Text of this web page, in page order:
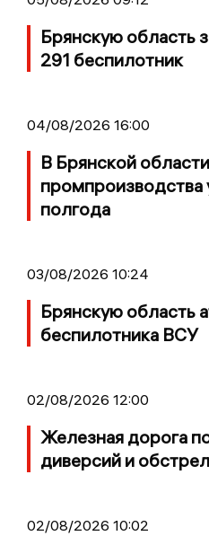
Брянскую область
291 беспилотник
04/08/2026 16:00
В Брянской
промпроизводства
полгода
03/08/2026 10:24
Брянскую область
беспилотника ВСУ
02/08/2026 12:00
Железная дорога
диверсий и
02/08/2026 10:02